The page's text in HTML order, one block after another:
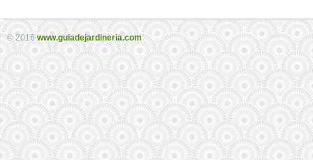
© 2016 www.guiadejardineria.com